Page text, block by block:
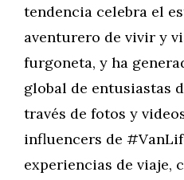
tendencia celebra el
aventurero de vivir y
furgoneta, y ha
global de entusiastas
través de fotos y
influencers de
experiencias de viaje,